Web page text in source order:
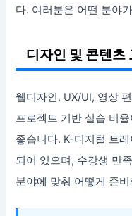
다. 여러분은 어떤 분야
디자인 및 콘텐츠
웹디자인, UX/UI, 영상
프로젝트 기반 실습 비
좋습니다. K-디지털 트
되어 있으며, 수강생 만
분야에 맞춰 어떻게 준